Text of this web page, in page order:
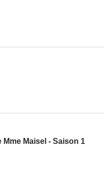
Mme Maisel - Saison 1